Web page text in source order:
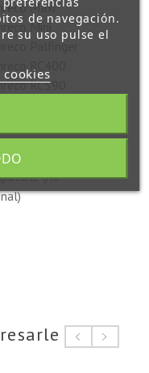
Maxi
Mini
Palfinger
RC400
RC590
YWW0439
(no
de navegación.
su uso pulse el
cookies